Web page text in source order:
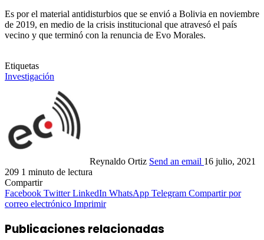
Es por el material antidisturbios que se envió a Bolivia en noviembre
de 2019, en medio de la crisis institucional que atravesó el país
vecino y que terminó con la renuncia de Evo Morales.
Etiquetas
Investigación
Reynaldo Ortiz Send an email 16 julio, 2021
209 1 minuto de lectura
Compartir
Facebook Twitter LinkedIn WhatsApp Telegram Compartir por
correo electrónico Imprimir
Publicaciones relacionadas